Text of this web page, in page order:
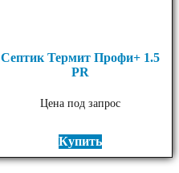
Септик Термит Профи+ 1.5
PR
Цена под запрос
Купить